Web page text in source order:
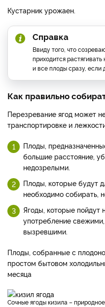
Кустарник урожаен.
Справка
Ввиду того, что
приходится
и все плоды сразу, если
Как правильно
Перезревание ягод может
транспортировке и
Плоды,
большие расстояние,
недозрелыми.
Плоды, которые будут
необходимо собирать,
Ягоды, которые пойдут
употребление
вызревшими.
​Плоды, собранные с
простом бытовом
месяца
Сочные ягоды кизила –